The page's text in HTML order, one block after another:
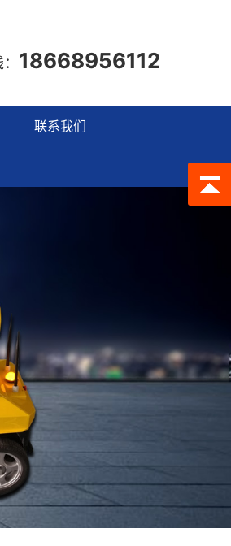
18668956112
联系我们